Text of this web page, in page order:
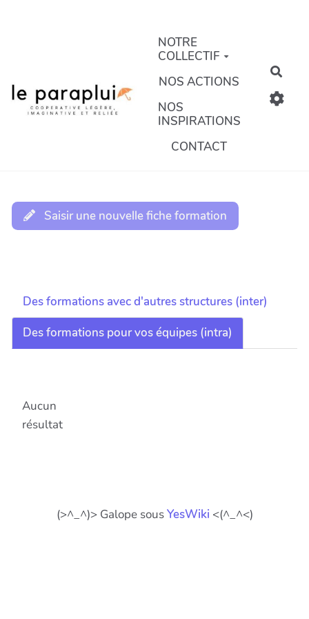
NOTRE
COLLECTIF
NOS ACTIONS
NOS
INSPIRATIONS
CONTACT
Saisir une nouvelle fiche formation
Des formations avec d'autres structures (inter)
Des formations pour vos équipes (intra)
Aucun
résultat
(>^_^)> Galope sousYesWiki <(^_^<)